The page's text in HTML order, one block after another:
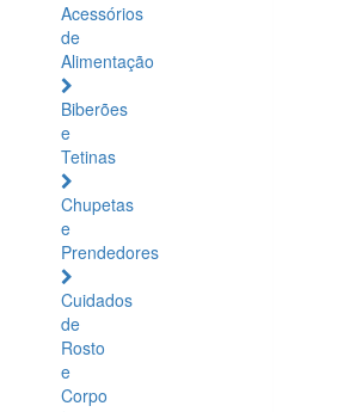
Acessórios
de
Alimentação
Biberões
e
Tetinas
Chupetas
e
Prendedores
Cuidados
de
Rosto
e
Corpo